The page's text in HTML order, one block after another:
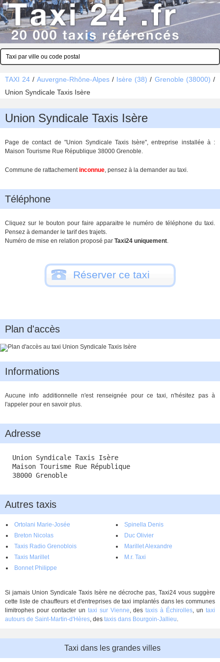
TAXI 24 / Auvergne-Rhône-Alpes/ Isère (38) / Grenoble (38000) /
Union Syndicale Taxis Isère
Union Syndicale Taxis Isère
Page de contact de "Union Syndicale Taxis Isère", entreprise installée à :
Maison Tourisme Rue République 38000 Grenoble.
Commune de rattachementinconnue, pensez à la demander au taxi.
Téléphone
Cliquez sur le bouton pour faire apparaitre le numéro de téléphone du taxi.
Pensez à demander le tarif des trajets.
Numéro de mise en relation proposé par Taxi24 uniquement.
Réserver ce taxi
Plan d'accès
Informations
Aucune info additionnelle n'est renseignée pour ce taxi, n'hésitez pas à
l'appeler pour en savoir plus.
Adresse
Union Syndicale Taxis Isère
Maison Tourisme Rue République
38000 Grenoble
Autres taxis
Ortolani Marie-Josée
Spinella Denis
Breton Nicolas
Duc Olivier
Taxis Radio Grenoblois
Marillet Alexandre
Taxis Marillet
M.r. Taxi
Bonnet Philippe
Si jamais Union Syndicale Taxis Isère ne décroche pas, Taxi24 vous suggère
cette liste de chauffeurs et d'entreprises de taxi implantés dans les communes
limitrophes pour contacter un taxi sur Vienne, destaxis à Échirolles, untaxi
autours de Saint-Martin-d'Hères, des taxis dans Bourgoin-Jallieu.
Taxi dans les grandes villes